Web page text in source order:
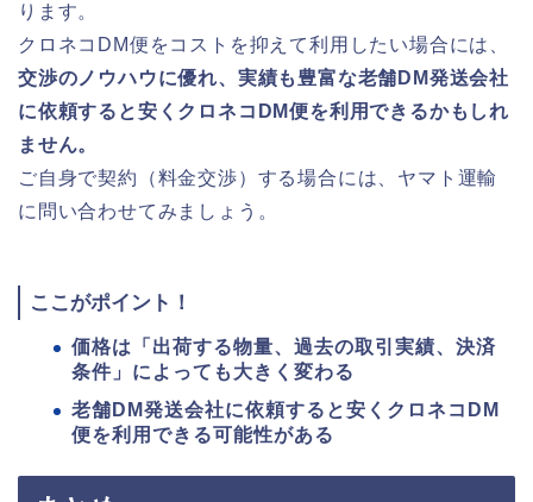
ります。
クロネコDM便をコストを抑えて利用したい場合には、
交渉のノウハウに優れ、実績も豊富な老舗DM発送会社
に依頼すると安くクロネコDM便を利用できるかもしれ
ません。
ご自身で契約（料金交渉）する場合には、ヤマト運輸
に問い合わせてみましょう。
ここがポイント！
価格は「出荷する物量、過去の取引実績、決済
条件」によっても大きく変わる
老舗DM発送会社に依頼すると安くクロネコDM
便を利用できる可能性がある